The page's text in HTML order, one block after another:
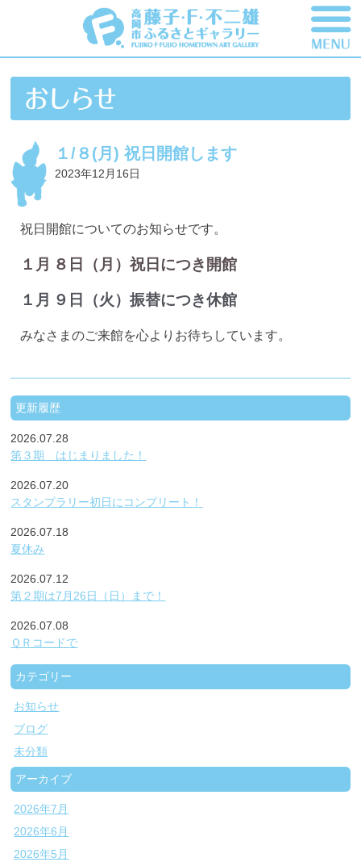
１/８(月) 祝日開館します
2023年12月16日
祝日開館についてのお知らせです。
１ 月 ８日（月）祝日につき開館
１ 月 ９日（火）振替につき休館
みなさまのご来館を心よりお待ちしています。
更新履歴
2026.07.28
第３期 はじまりました！
2026.07.20
スタンプラリー初日にコンプリート！
2026.07.18
夏休み
2026.07.12
第２期は7月26日（日）まで！
2026.07.08
ＱＲコードで
カテゴリー
お知らせ
ブログ
未分類
アーカイブ
2026年7月
2026年6月
2026年5月